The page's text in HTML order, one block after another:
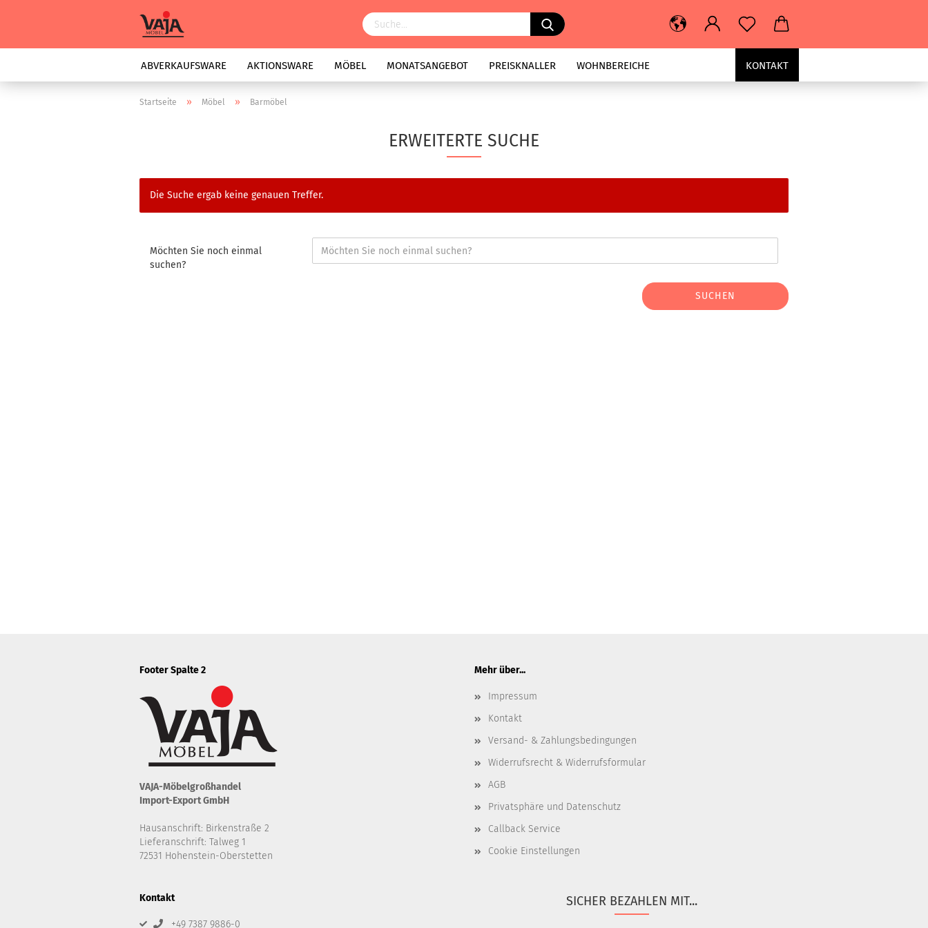
ABVERKAUFSWARE AKTIONSWARE MÖBEL MONATSANGEBOT PREISKNALLER WOHNBEREICHE KONTAKT
Startseite » Möbel » Barmöbel
ERWEITERTE SUCHE
Die Suche ergab keine genauen Treffer.
Möchten Sie noch einmal
suchen?
SUCHEN
Footer Spalte 2
VAJA-Möbelgroßhandel
Import-Export GmbH
Hausanschrift: Birkenstraße 2
Lieferanschrift: Talweg 1
72531 Hohenstein-Oberstetten
Mehr über...
Impressum
Kontakt
Versand- & Zahlungsbedingungen
Widerrufsrecht & Widerrufsformular
AGB
Privatsphäre und Datenschutz
Callback Service
Cookie Einstellungen
Kontakt
+49 7387 9886-0
SICHER BEZAHLEN MIT...